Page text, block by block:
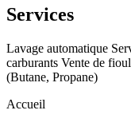
Services
Lavage automatique
carburants Vente de
(Butane, Propane)
Accueil